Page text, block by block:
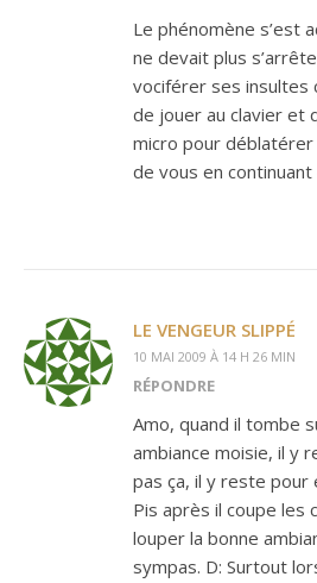
Le phénomène s’est
ne devait plus
vociférer ses insultes
de jouer au clavier et
micro pour déblatérer
de vous en
LE VENGEUR SLIPPÉ
10 MAI 2009 À 14 H 26 MIN
RÉPONDRE
Amo, quand il tombe
ambiance moisie, il y
pas ça, il y reste pour
Pis après il coupe les
louper la bonne
sympas. D: Surtout